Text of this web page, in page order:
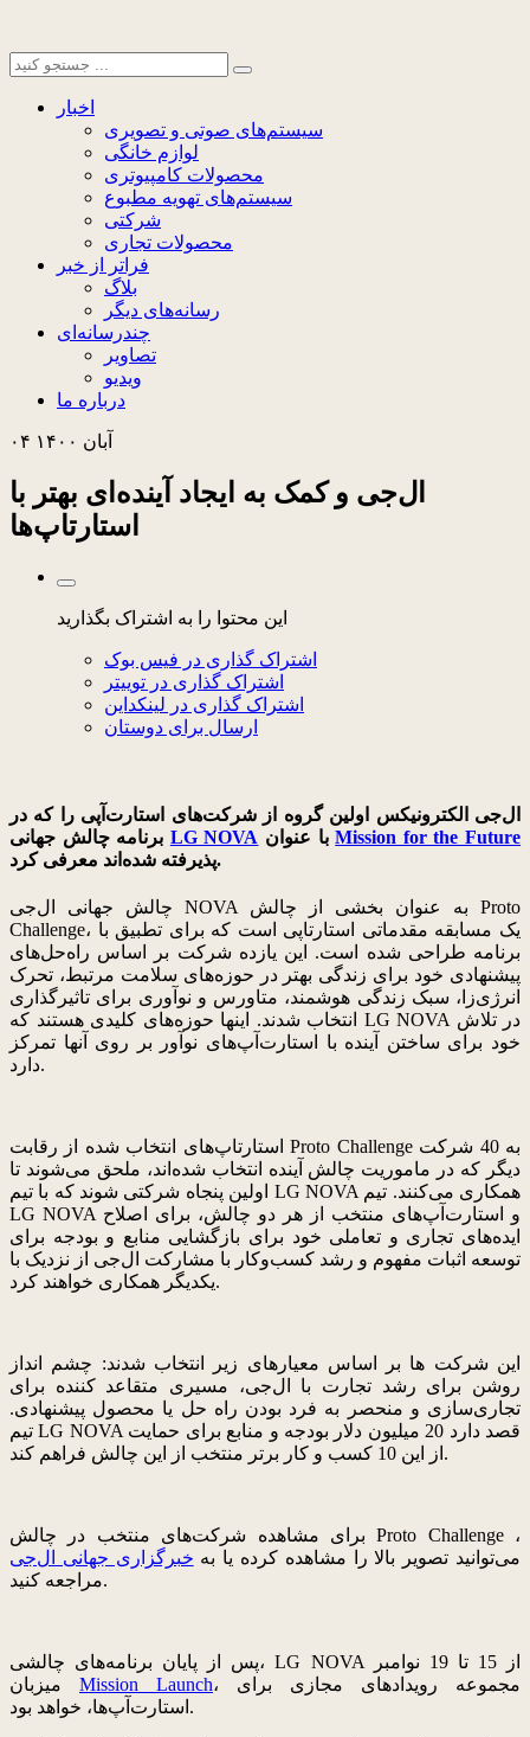
اخبار
سیستم‌های صوتی و تصویری
لوازم خانگی
محصولات کامپیوتری
سیستم‌های تهویه مطبوع
شرکتی
محصولات تجاری
فراتر از خبر
بلاگ
رسانه‌های دیگر
چندرسانه‌ای
تصاویر
ویدیو
درباره ما
۰۴ آبان ۱۴۰۰
ال‌جی و کمک به ایجاد آینده‌ای بهتر با
استارتاپ‌ها
این محتوا را به اشتراک بگذارید
اشتراک گذاری در فیس بوک
اشتراک گذاری در توییتر
اشتراک گذاری در لینکداین
ارسال برای دوستان
ال‌جی الکترونیکس اولین گروه از شرکت‌های استارت‌آپی را که در
LG NOVA با عنوانMission for the Future
پذیرفته شده‌اند معرفی کرد.
چالش جهانی ال‌جی NOVA به عنوان بخشی از چالش Proto
Challenge، یک مسابقه مقدماتی استارتاپی است که برای تطبیق با
برنامه طراحی شده است. این یازده شرکت بر اساس راه‌حل‌های
پیشنهادی خود برای زندگی بهتر در حوزه‌های سلامت مرتبط، تحرک
انرژی‌زا، سبک زندگی هوشمند، متاورس و نوآوری برای تاثیرگذاری
انتخاب شدند. اینها حوزه‌های کلیدی هستند که LG NOVA در تلاش
خود برای ساختن آینده با استارت‌آپ‌های نوآور بر روی آنها تمرکز
دارد.
استارتاپ‌های انتخاب شده از رقابت Proto Challenge به 40 شرکت
دیگر که در ماموریت چالش آینده انتخاب شده‌اند، ملحق می‌شوند تا
اولین پنجاه شرکتی شوند که با تیم LG NOVA همکاری می‌کنند. تیم
LG NOVA و استارت‌آپ‌های منتخب از هر دو چالش، برای اصلاح
ایده‌های تجاری و تعاملی خود برای بازگشایی منابع و بودجه برای
توسعه اثبات مفهوم و رشد کسب‌وکار با مشارکت ال‌جی از نزدیک با
یکدیگر همکاری خواهند کرد.
این شرکت ها بر اساس معیارهای زیر انتخاب شدند: چشم انداز
روشن برای رشد تجارت با ال‌جی، مسیری متقاعد کننده برای
تجاری‌سازی و منحصر به فرد بودن راه حل یا محصول پیشنهادی.
تیم LG NOVA قصد دارد 20 میلیون دلار بودجه و منابع برای حمایت
از این 10 کسب و کار برتر منتخب از این چالش فراهم کند.
برای مشاهده شرکت‌های منتخب در چالش Proto Challenge ،
می‌توانید تصویر بالا را مشاهده کرده یا به خبرگزاری جهانی ال‌جی
مراجعه کنید.
پس از پایان برنامه‌های چالشی، LG NOVA از 15 تا 19 نوامبر
Mission Launch، مجموعه رویدادهای مجازی برای
استارت‌آپ‌ها، خواهد بود.